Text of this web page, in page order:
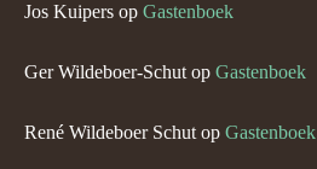
Jos Kuipers op Gastenboek
Ger Wildeboer-Schut op Gastenboek
René Wildeboer Schut op Gastenboek